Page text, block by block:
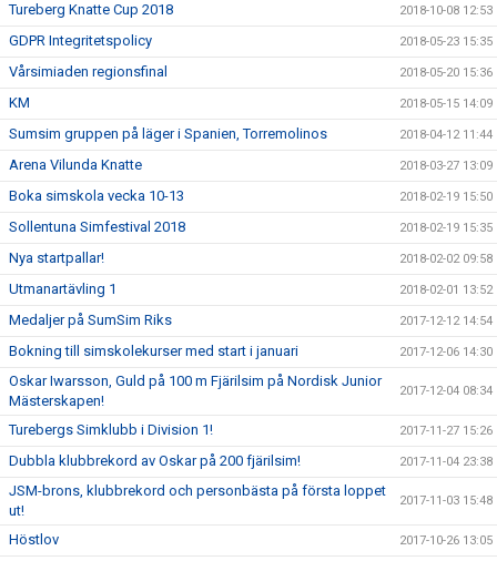
Tureberg Knatte Cup 2018 2018-10-08 12:53
GDPR Integritetspolicy 2018-05-23 15:35
Vårsimiaden regionsfinal 2018-05-20 15:36
KM 2018-05-15 14:09
Sumsim gruppen på läger i Spanien, Torremolinos 2018-04-12 11:44
Arena Vilunda Knatte 2018-03-27 13:09
Boka simskola vecka 10-13 2018-02-19 15:50
Sollentuna Simfestival 2018 2018-02-19 15:35
Nya startpallar! 2018-02-02 09:58
Utmanartävling 1 2018-02-01 13:52
Medaljer på SumSim Riks 2017-12-12 14:54
Bokning till simskolekurser med start i januari 2017-12-06 14:30
Oskar Iwarsson, Guld på 100 m Fjärilsim på Nordisk Junior
Mästerskapen!
2017-12-04 08:34
Turebergs Simklubb i Division 1! 2017-11-27 15:26
Dubbla klubbrekord av Oskar på 200 fjärilsim! 2017-11-04 23:38
JSM-brons, klubbrekord och personbästa på första loppet
ut!
2017-11-03 15:48
Höstlov 2017-10-26 13:05